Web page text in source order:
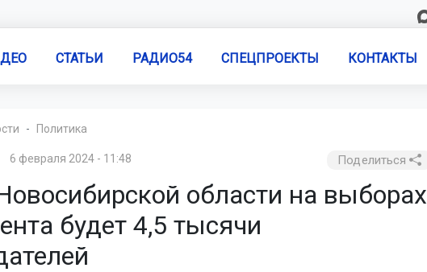
СТАТЬИ РАДИО54 СПЕЦПРОЕКТЫ КОНТАКТЫ
Политика
6 февраля 2024 - 11:48 Поделиться
области на выборах
будет 4,5 тысячи